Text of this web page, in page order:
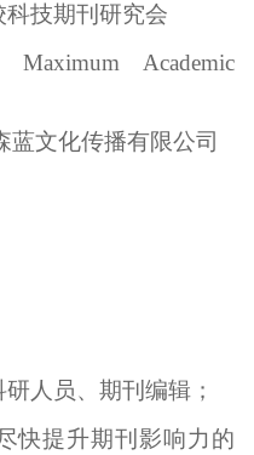
技期刊研究会
Academic
传播有限公司
人员、期刊编辑；
快提升期刊影响力的